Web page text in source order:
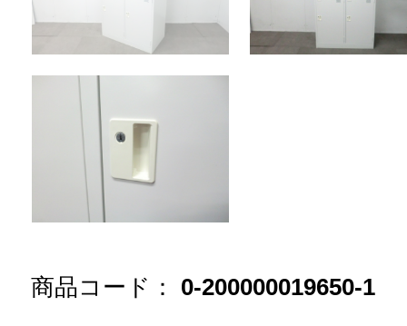
商品コード： 0-200000019650-1